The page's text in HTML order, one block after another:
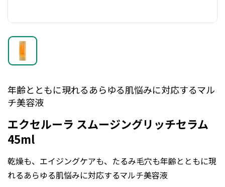
年齢とともに現れるあらゆる肌悩みに対応するマル
チ美容液
エクセルーラ スムージングリッチセラム
45ml
乾燥も、エイジングケアも、たるみ毛穴も年齢とともに現
れるあらゆる肌悩みに対応するマルチ美容液